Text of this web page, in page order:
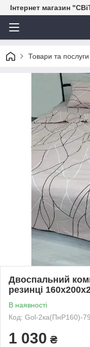
Інтернет магазин
Товари та послуги
Двоспальний
резинці
В наявності
Код: Gol-2ка(ПнР160)-
1 030 ₴